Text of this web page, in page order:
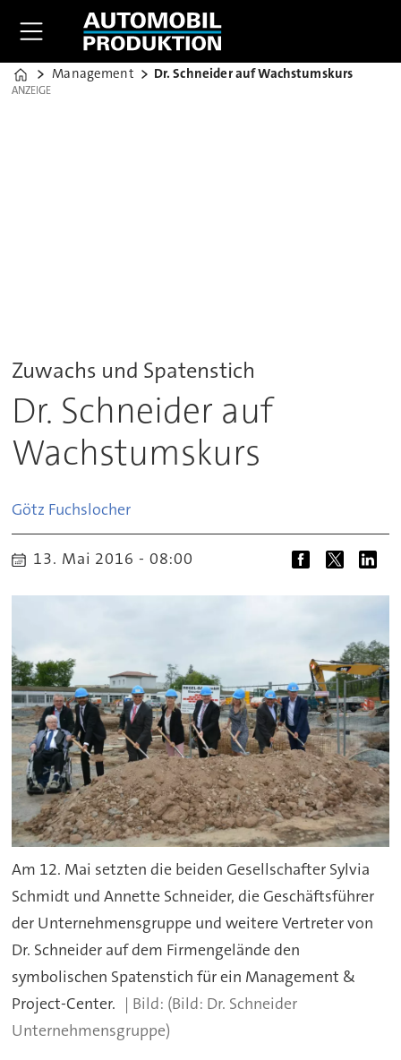
Home
Management Dr. Schneider auf Wachstumskurs
ANZEIGE
ANZEIGE
Zuwachs und Spatenstich
Dr. Schneider auf
Wachstumskurs
Götz Fuchslocher
13. Mai 2016 - 08:00
Am 12. Mai setzten die beiden Gesellschafter Sylvia
Schmidt und Annette Schneider, die Geschäftsführer
der Unternehmensgruppe und weitere Vertreter von
Dr. Schneider auf dem Firmengelände den
symbolischen Spatenstich für ein Management &
Project-Center.
(Bild: Dr. Schneider
Unternehmensgruppe)